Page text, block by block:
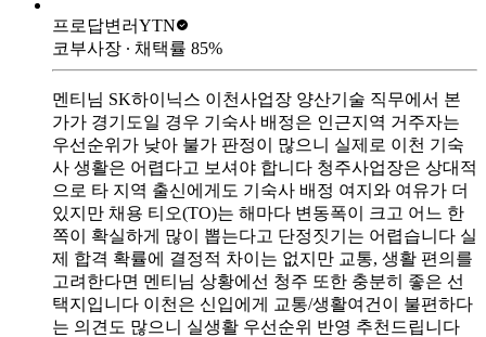
프로답변러YTN
코부사장 ∙ 채택률 85%
멘티님 SK하이닉스 이천사업장 양산기술 직무에서 본
가가 경기도일 경우 기숙사 배정은 인근지역 거주자는
우선순위가 낮아 불가 판정이 많으니 실제로 이천 기숙
사 생활은 어렵다고 보셔야 합니다 청주사업장은 상대적
으로 타 지역 출신에게도 기숙사 배정 여지와 여유가 더
있지만 채용 티오(TO)는 해마다 변동폭이 크고 어느 한
쪽이 확실하게 많이 뽑는다고 단정짓기는 어렵습니다 실
제 합격 확률에 결정적 차이는 없지만 교통, 생활 편의를
고려한다면 멘티님 상황에선 청주 또한 충분히 좋은 선
택지입니다 이천은 신입에게 교통/생활여건이 불편하다
는 의견도 많으니 실생활 우선순위 반영 추천드립니다